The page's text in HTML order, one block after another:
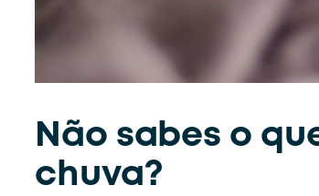
Não sabes o
chuva?